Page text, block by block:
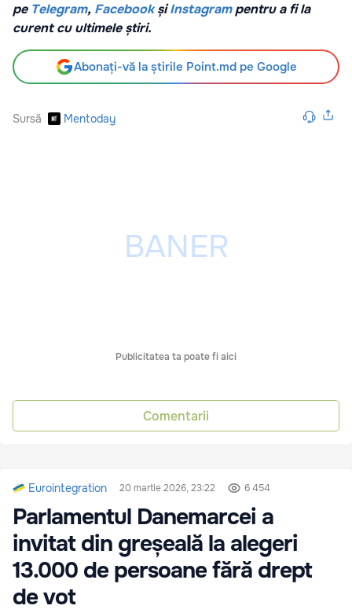
pe Telegram, Facebook șiInstagrampentru a fi la
curent cu ultimele știri.
Abonați-vă la știrile Point.md pe Google
Sursă Mentoday
Publicitatea ta poate fi aici
Comentarii
Eurointegration 20 martie 2026, 23:22 6 454
Parlamentul Danemarcei a
invitat din greșeală la alegeri
13.000 de persoane fără drept
de vot